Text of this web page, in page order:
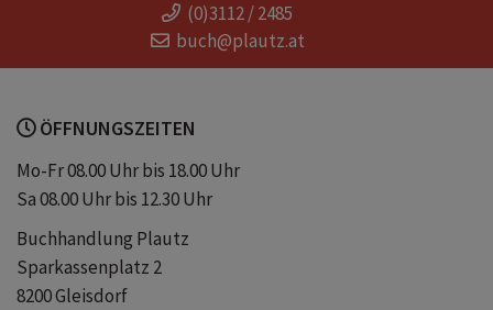
Lebenssinn
Philosophie
(0)3112 / 2485
buch@plautz.at
ÖFFNUNGSZEITEN
Mo-Fr 08.00 Uhr bis 18.00 Uhr
Sa 08.00 Uhr bis 12.30 Uhr
Buchhandlung Plautz
Sparkassenplatz 2
8200 Gleisdorf